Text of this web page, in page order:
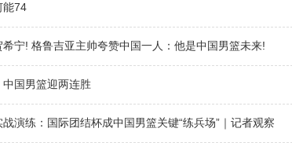
能74
宁! 格鲁吉亚主帅夸赞中国一人：他是中国男篮未来!
中国男篮迎两连胜
演练：国际团结杯成中国男篮关键“练兵场”｜记者观察